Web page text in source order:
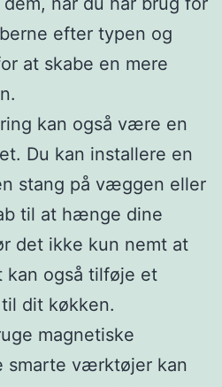
efter typen og
at skabe en mere
kan også være en
Du kan installere en
stang på væggen eller
til at hænge dine
det ikke kun nemt at
kan også tilføje et
dit køkken.
magnetiske
smarte værktøjer kan